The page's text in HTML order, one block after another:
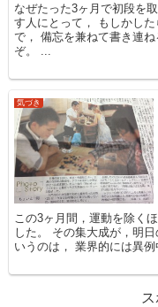
なぜたった3ヶ月で初段を
す人にとって， もしかし
で， 備忘を兼ねて書き連
ぞ。 ...
気づき
この3ヶ月間，運動を除く
した。 その集大成が，明
いうのは， 業界的には異